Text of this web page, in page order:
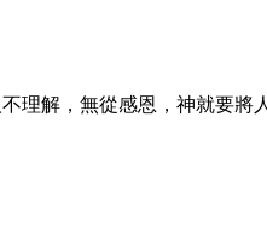
理解，無從感恩，神就要將